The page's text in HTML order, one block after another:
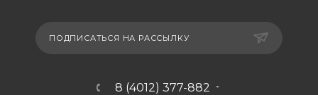
ПОДПИСАТЬСЯ НА РАССЫЛКУ
8 (4012) 377-882